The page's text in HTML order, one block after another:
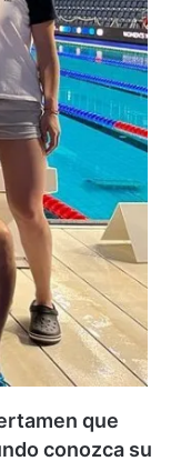
que
conozca su